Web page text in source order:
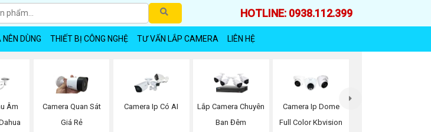
HOTLINE: 0938.112.399
DÙNG THIẾT BỊ CÔNG NGHỆ TƯ VẤN LẮP CAMERA LIÊN HỆ
Âm
Camera Quan Sát
Giá Rẻ
Camera Ip Có AI
Lắp Camera Chuyên
Ban Đêm
Camera Ip Dome
Full Color Kbvision